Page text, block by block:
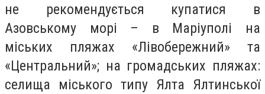
не рекомендується купатися в
Азовському морі – в Маріуполі на
міських пляжах «Лівобережний» та
«Центральний»; на громадських пляжах:
селища міського типу Ялта Ялтинської